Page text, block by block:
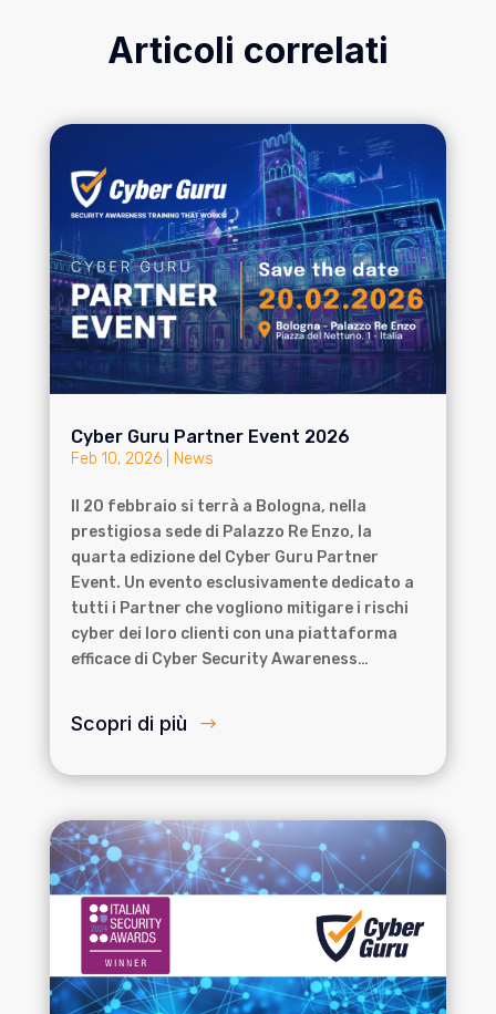
Articoli correlati
Cyber Guru Partner Event 2026
Feb 10, 2026| News
Il 20 febbraio si terrà a Bologna, nella
prestigiosa sede di Palazzo Re Enzo, la
quarta edizione del Cyber Guru Partner
Event. Un evento esclusivamente dedicato a
tutti i Partner che vogliono mitigare i rischi
cyber dei loro clienti con una piattaforma
efficace di Cyber Security Awareness…
Scopri di più